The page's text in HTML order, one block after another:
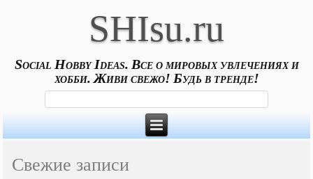
SHIsu.ru
Social Hobby Ideas. Все о мировых увлечениях и
хобби. Живи свежо! Будь в тренде!
Свежие записи